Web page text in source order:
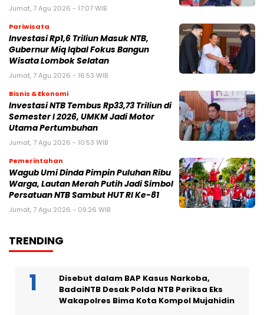
Jumat, 7 Agu 2026 - 17:07 WIB
Pariwisata
Investasi Rp1,6 Triliun Masuk NTB,
Gubernur Miq Iqbal Fokus Bangun
Wisata Lombok Selatan
Jumat, 7 Agu 2026 - 16:53 WIB
Bisnis & Ekonomi
Investasi NTB Tembus Rp33,73 Triliun di
Semester I 2026, UMKM Jadi Motor
Utama Pertumbuhan
Jumat, 7 Agu 2026 - 10:53 WIB
Pemerintahan
Wagub Umi Dinda Pimpin Puluhan Ribu
Warga, Lautan Merah Putih Jadi Simbol
Persatuan NTB Sambut HUT RI Ke-81
Jumat, 7 Agu 2026 - 09:26 WIB
TRENDING
Disebut dalam BAP Kasus Narkoba,
BadaiNTB Desak Polda NTB Periksa Eks
Wakapolres Bima Kota Kompol Mujahidin